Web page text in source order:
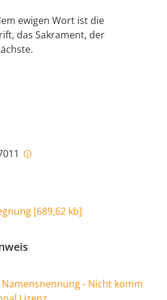
ewigen Wort ist die
das Sakrament, der
[689,62 kb]
- Nicht komm